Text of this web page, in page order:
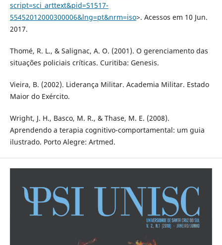
script=sci_arttext&pid=S1517-
55452012000300006&lng=pt&nrm=iso>. Acessos em 10 Jun.
2017.
Thomé, R. L., & Salignac, A. O. (2001). O gerenciamento das
situações policiais críticas. Curitiba: Genesis.
Vieira, B. (2002). Liderança Militar. Academia Militar. Estado
Maior do Exército.
Wright, J. H., Basco, M. R., & Thase, M. E. (2008).
Aprendendo a terapia cognitivo-comportamental: um guia
ilustrado. Porto Alegre: Artmed.